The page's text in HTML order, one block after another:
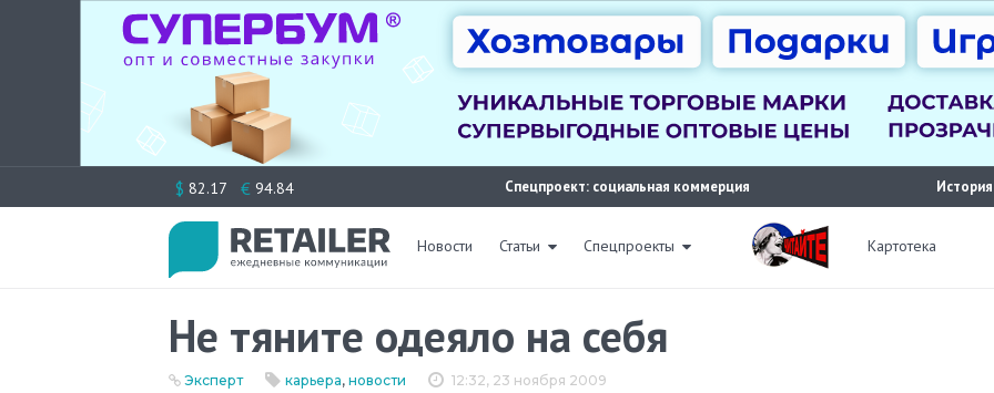
к
$ 82.17 € 94.84 Спецпроект: социальная коммерция
Новости Статьи Спецпроекты Картотека
Не тяните одеяло на себя
12:32, 23 ноября 2009
Эксперт карьера, новости